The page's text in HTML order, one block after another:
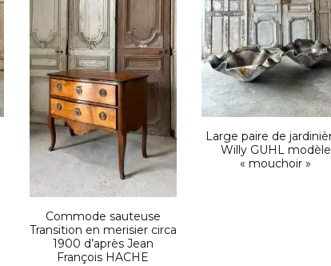
Commode sauteuse
Transition en merisier circa
1900 d’après Jean
François HACHE
Large paire de
Willy GUHL modèle
« mouchoir »